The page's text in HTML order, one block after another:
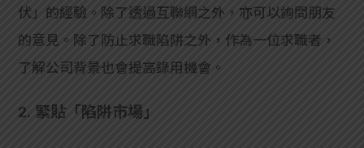
伏」的經驗。除了透過互聯網之外，亦可以詢問朋友
的意見。除了防止求職陷阱之外，作為一位求職者，
了解公司背景也會提高錄用機會。
2. 緊貼「陷阱市場」